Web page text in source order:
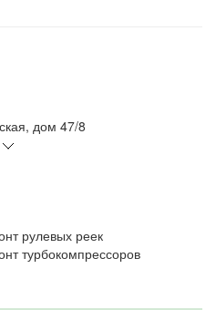
дом 47/8
рулевых реек
турбокомпрессоров